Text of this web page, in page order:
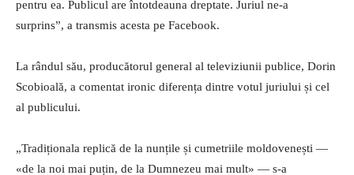
pentru ea. Publicul are întotdeauna dreptate. Juriul ne-a
surprins”, a transmis acesta pe Facebook.
La rândul său, producătorul general al televiziunii publice, Dorin
Scobioală, a comentat ironic diferența dintre votul juriului și cel
al publicului.
„Tradiționala replică de la nunțile și cumetriile moldovenești —
«de la noi mai puțin, de la Dumnezeu mai mult» — s-a